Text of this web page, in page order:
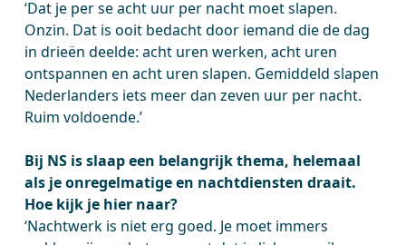
‘Dat je per se acht uur per nacht moet slapen.
Onzin. Dat is ooit bedacht door iemand die de dag
in drieën deelde: acht uren werken, acht uren
ontspannen en acht uren slapen. Gemiddeld slapen
Nederlanders iets meer dan zeven uur per nacht.
Ruim voldoende.’
Bij NS is slaap een belangrijk thema, helemaal
als je onregelmatige en nachtdiensten draait.
Hoe kijk je hier naar?
‘Nachtwerk is niet erg goed. Je moet immers